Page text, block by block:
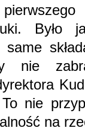
Było
same
nie
nie
na